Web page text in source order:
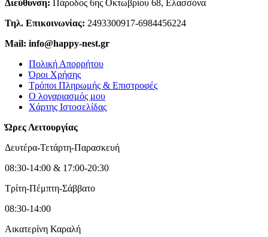
Διεύθυνση: Πάροδος 6ης Οκτωβρίου 68, Ελασσόνα
Τηλ. Επικοινωνίας: 2493300917-6984456224
Mail: info@happy-nest.gr
Πολική Απορρήτου
Όροι Χρήσης
Τρόποι Πληρωμής & Επιστροφές
Ο λογαριασμός μου
Χάρτης Ιστοσελίδας
Ώρες Λειτουργίας
Δευτέρα-Τετάρτη-Παρασκευή
08:30-14:00 & 17:00-20:30
Τρίτη-Πέμπτη-Σάββατο
08:30-14:00
Αικατερίνη Καραλή